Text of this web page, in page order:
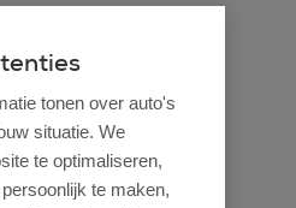
RAV4
2018
95.570
Hybride
Automaat
€ 24.900 Marge
tonen over auto's
situatie. We
te optimaliseren,
te maken,